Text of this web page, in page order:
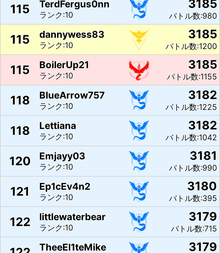
115 TerdFergus0nn
ランク:10
3185
バトル数:980
115 dannywess83
ランク:10
3185
バトル数:1200
115 BoilerUp21
ランク:10
3185
バトル数:1155
118 BlueArrow757
ランク:10
3182
バトル数:1225
118 Lettiana
ランク:10
3182
バトル数:1042
120 Emjayy03
ランク:10
3181
バトル数:990
121 Ep1cEv4n2
ランク:10
3180
バトル数:395
122 littlewaterbear
ランク:10
3179
バトル数:715
TheeEl1teMike 3179